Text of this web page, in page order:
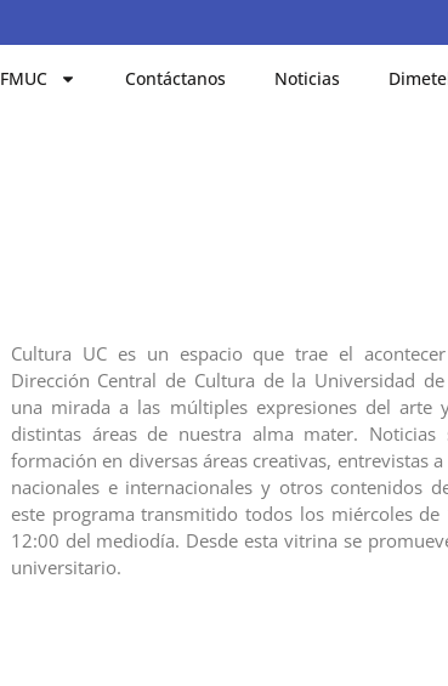
FMUC Contáctanos Noticias
Cultura UC es un espacio que trae el
Dirección Central de Cultura de la Universidad
una mirada a las múltiples expresiones del arte
distintas áreas de nuestra alma mater.
formación en diversas áreas creativas, entrevistas
nacionales e internacionales y otros contenidos
este programa transmitido todos los miércoles
12:00 del mediodía. Desde esta vitrina se
universitario.